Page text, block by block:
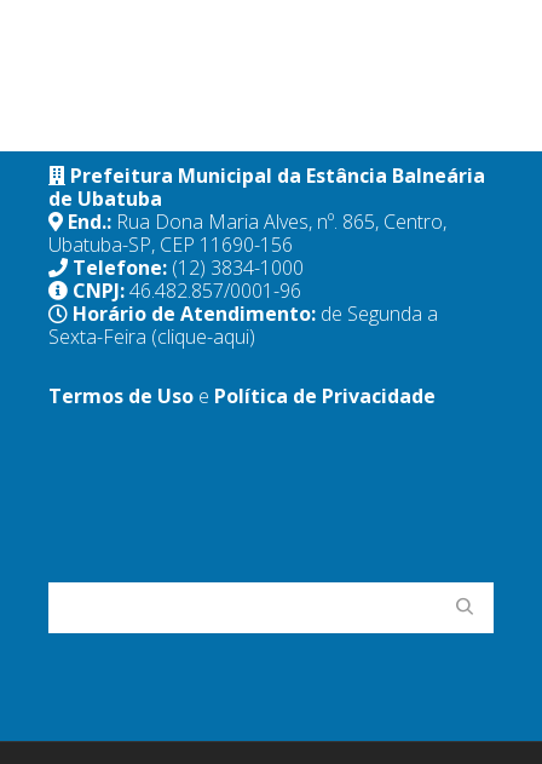
Prefeitura Municipal da Estância Balneária
de Ubatuba
End.: Rua Dona Maria Alves, nº. 865, Centro,
Ubatuba-SP, CEP 11690-156
Telefone: (12) 3834-1000
CNPJ:46.482.857/0001-96
Horário de Atendimento: de Segunda a
Sexta-Feira (clique-aqui)
Termos de Uso e Política de Privacidade